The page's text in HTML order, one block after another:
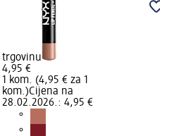
trgovinu
4,95 €
1 kom. (4,95 € za 1
kom.)Cijena na
28.02.2026.: 4,95 €